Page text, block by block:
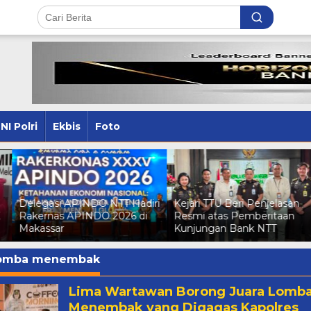
Polri Ekbis Foto
Kejari TTU Beri Penjelasan
Resmi atas Pemberitaan
Kunjungan Bank NTT
Kuasa Hukum Pemda TTU
Somasi Pemberitaan Tak
Sesuai Isi Klarifikasi
menembak
Lima Wartawan Borong Juara
Menembak yang Digagas Kapolres